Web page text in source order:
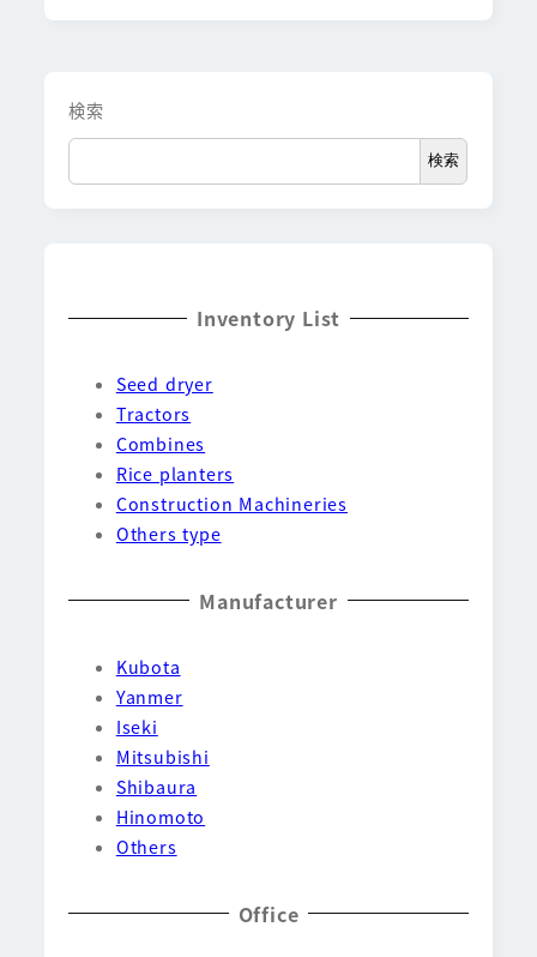
検索
検索
Inventory List
Seed dryer
Tractors
Combines
Rice planters
Construction Machineries
Others type
Manufacturer
Kubota
Yanmer
Iseki
Mitsubishi
Shibaura
Hinomoto
Others
Office